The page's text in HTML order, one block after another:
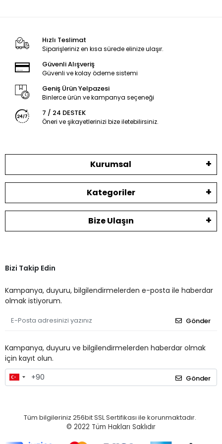
Hızlı Teslimat
Siparişleriniz en kısa sürede elinize ulaşır.
Güvenli Alışveriş
Güvenli ve kolay ödeme sistemi
Geniş Ürün Yelpazesi
Binlerce ürün ve kampanya seçeneği
7 / 24 DESTEK
Öneri ve şikayetlerinizi bize iletebilirsiniz.
Kurumsal
Kategoriler
Bize Ulaşın
Bizi Takip Edin
Kampanya, duyuru, bilgilendirmelerden e-posta ile haberdar
olmak istiyorum.
Gönder
Kampanya, duyuru ve bilgilendirmelerden haberdar olmak
için kayıt olun.
Gönder
Tüm bilgileriniz 256bit SSL Sertifikası ile korunmaktadır.
© 2022 Tüm Hakları Saklıdır